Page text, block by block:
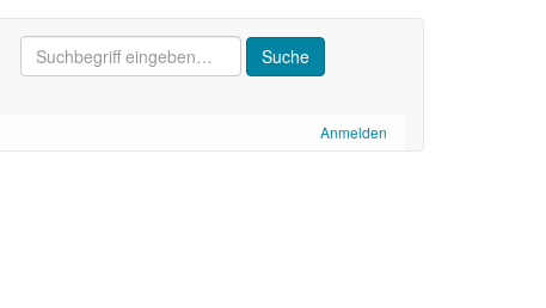
Anmelden